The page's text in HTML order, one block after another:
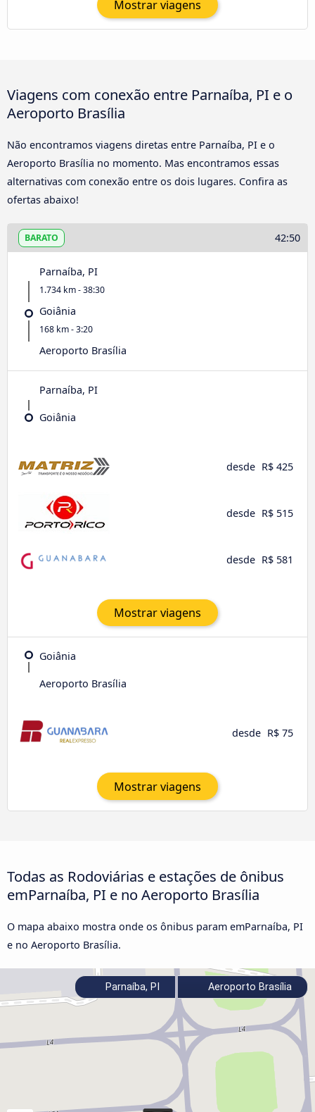
Mostrar viagens
Viagens com conexão entre Parnaíba, PI e o
Aeroporto Brasília
Não encontramos viagens diretas entre Parnaíba, PI e o
Aeroporto Brasília no momento. Mas encontramos essas
alternativas com conexão entre os dois lugares. Confira as
ofertas abaixo!
BARATO 42:50
Parnaíba, PI
1.734 km - 38:30
Goiânia
168 km - 3:20
Aeroporto Brasília
Parnaíba, PI
Goiânia
desde R$ 425
desde R$ 515
desde R$ 581
Mostrar viagens
Goiânia
Aeroporto Brasília
desde R$ 75
Mostrar viagens
Todas as Rodoviárias e estações de ônibus
emParnaíba, PI e no Aeroporto Brasília
O mapa abaixo mostra onde os ônibus param emParnaíba, PI
e no Aeroporto Brasília.
Parnaíba, PI Aeroporto Brasília